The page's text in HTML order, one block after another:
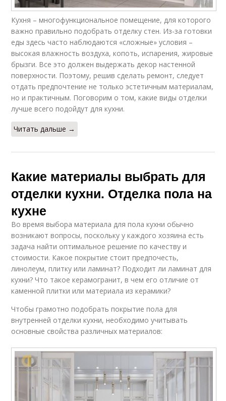
Кухня – многофункциональное помещение, для которого
важно правильно подобрать отделку стен. Из-за готовки
еды здесь часто наблюдаются «сложные» условия –
высокая влажность воздуха, копоть, испарения, жировые
брызги. Все это должен выдержать декор настенной
поверхности. Поэтому, решив сделать ремонт, следует
отдать предпочтение не только эстетичным материалам,
но и практичным. Поговорим о том, какие виды отделки
лучше всего подойдут для кухни.
Читать дальше →
Какие материалы выбрать для
отделки кухни. Отделка пола на
кухне
Во время выбора материала для пола кухни обычно
возникают вопросы, поскольку у каждого хозяина есть
задача найти оптимальное решение по качеству и
стоимости. Какое покрытие стоит предпочесть,
линолеум, плитку или ламинат? Подходит ли ламинат для
кухни? Что такое керамогранит, в чем его отличие от
каменной плитки или материала из керамики?
Чтобы грамотно подобрать покрытие пола для
внутренней отделки кухни, необходимо учитывать
основные свойства различных материалов: